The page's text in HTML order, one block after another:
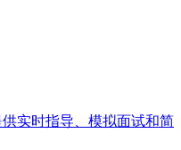
实时指导、模拟面试和简